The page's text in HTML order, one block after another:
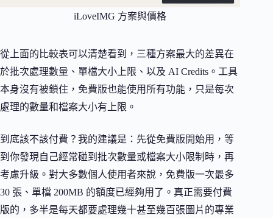
iLoveIMG 方案與價格
從上面的比較表可以清楚看到，三種方案最大的差異在
於批次處理數量、單檔大小上限、以及 AI Credits。工具
本身沒有被鎖住，免費版也能使用所有功能，只是每次
處理的數量和檔案大小有上限。
到底該不該付費？我的建議是：先從免費版開始用，等
到你發現自己經常碰到批次數量或檔案大小限制時，再
考慮升級。對大多數個人使用者來說，免費版一次最多
30 張、單檔 200MB 的額度已經夠用了。真正需要付費
版的，多半是每天都要處理幾十甚至幾百張圖片的專業